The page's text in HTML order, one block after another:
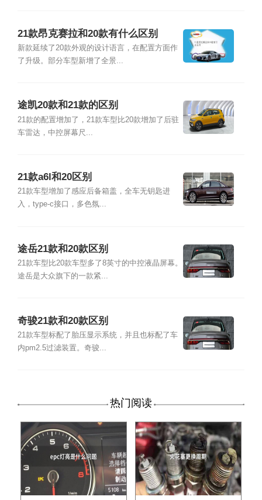
21款昂克赛拉和20款有什么区别
新款延续了20款外观的设计语言，在配置方面作
了升级。部分车型新增了全景...
途凯20款和21款的区别
21款的配置增加了，21款车型比20款增加了后驻
车雷达，中控屏幕尺...
21款a6l和20区别
21款车型增加了感应后备箱盖，全车无钥匙进
入，type-c接口，多色氛...
途岳21款和20款区别
21款车型比20款车型多了8英寸的中控液晶屏幕。
途岳是大众旗下的一款紧...
奇骏21款和20款区别
21款车型标配了胎压显示系统，并且也标配了车
内pm2.5过滤装置。奇骏...
热门阅读